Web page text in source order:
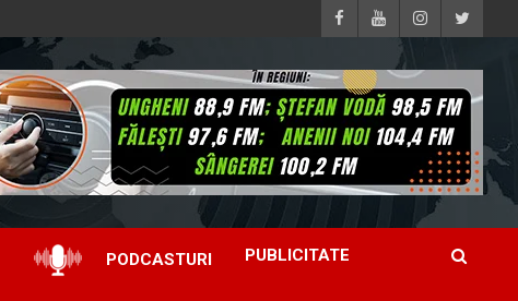
PODCASTURI PUBLICITATE